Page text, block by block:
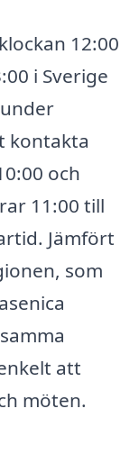
12:00
i Sverige
kontakta
och
11:00 till
Jämfört
som
att
möten.